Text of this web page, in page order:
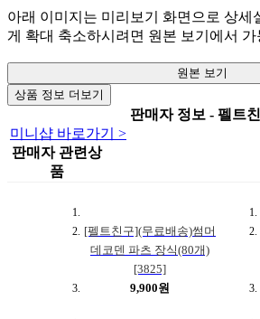
아래 이미지는 미리보기 화면으로 상세
게 확대 축소하시려면 원본 보기에서 가
원본 보기
상품 정보 더보기
판매자 정보 - 펠트
미니샵 바로가기 >
판매자 관련상
품
[펠트친구](무료배송)썸머
데코덴 파츠 장식(80개)
[3825]
9,900원